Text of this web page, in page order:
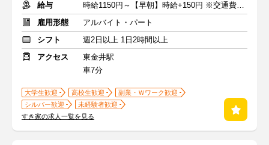
給与
時給1150円～【早朝】時給+150円 ※交通費支給
雇用形態
アルバイト・パート
シフト
週2日以上 1日2時間以上
アクセス
東金井駅
車7分
大学生歓迎 高校生歓迎
副業・Ｗワーク歓迎
シルバー歓迎
未経験者歓迎
すき家の求人一覧を見る